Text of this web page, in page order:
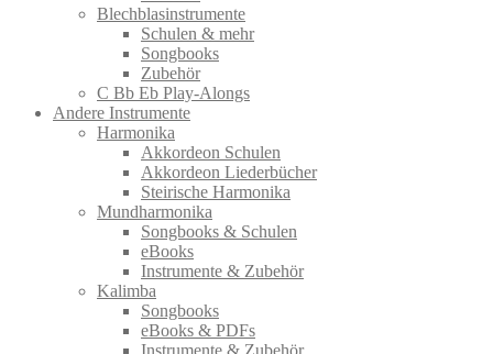
Blechblasinstrumente
Schulen & mehr
Songbooks
Zubehör
C Bb Eb Play-Alongs
Andere Instrumente
Harmonika
Akkordeon Schulen
Akkordeon Liederbücher
Steirische Harmonika
Mundharmonika
Songbooks & Schulen
eBooks
Instrumente & Zubehör
Kalimba
Songbooks
eBooks & PDFs
Instrumente & Zubehör